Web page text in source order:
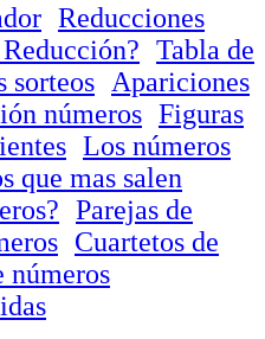
Reducciones
Tabla de
sorteos
Apariciones
números Figuras
Los números
que mas salen
Parejas de
Cuartetos de
números